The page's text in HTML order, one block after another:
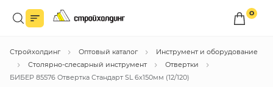
0
Войдите в личный кабинет
Вы сможете оформлять заказыпо оптовым ценам.
Стройхолдинг Оптовый каталог
Инструмент и оборудование
Столярно-слесарный инструмент
Отвертки
БИБЕР 85576 Отвертка Стандарт SL 6х150мм (12/120)